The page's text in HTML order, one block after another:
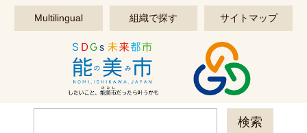
このページの本文へ移動する
Multilingual 組織で探す サイトマップ